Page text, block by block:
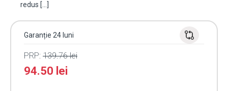
redus […]
Garanție 24 luni
PRP: 139.76lei
94.50 lei